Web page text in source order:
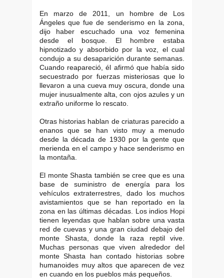
En marzo de 2011, un hombre de Los
Ángeles que fue de senderismo en la zona,
dijo haber escuchado una voz femenina
desde el bosque. El hombre estaba
hipnotizado y absorbido por la voz, el cual
condujo a su desaparición durante semanas.
Cuando reapareció, él afirmó que había sido
secuestrado por fuerzas misteriosas que lo
llevaron a una cueva muy oscura, donde una
mujer inusualmente alta, con ojos azules y un
extraño uniforme lo rescato.
Otras historias hablan de criaturas parecido a
enanos que se han visto muy a menudo
desde la década de 1930 por la gente que
merienda en el campo y hace senderismo en
la montaña.
El monte Shasta también se cree que es una
base de suministro de energía para los
vehículos extraterrestres, dado los muchos
avistamientos que se han reportado en la
zona en las últimas décadas. Los indios Hopi
tienen leyendas que hablan sobre una vasta
red de cuevas y una gran ciudad debajo del
monte Shasta, donde la raza reptil vive.
Muchas personas que viven alrededor del
monte Shasta han contado historias sobre
humanoides muy altos que aparecen de vez
en cuando en los pueblos más pequeños.